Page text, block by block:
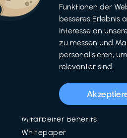
Für Partner
Unser Team
Mitarbeiter Benefits
Mitarbeiter Benefits
Whitepaper
Funktionen der
besseres Erlebnis
Interesse an
zu messen und
personalisieren,
relevanter sind.